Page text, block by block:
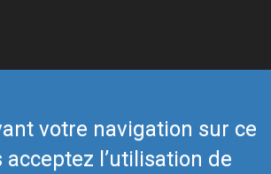
votre navigation sur ce
acceptez l’utilisation de
+352 26441835